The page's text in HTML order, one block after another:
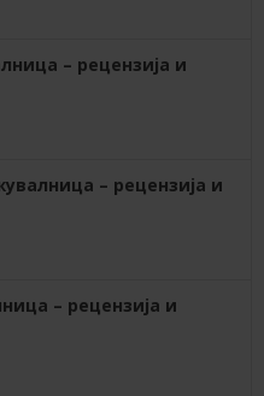
– рецензија и
– рецензија и
– рецензија и